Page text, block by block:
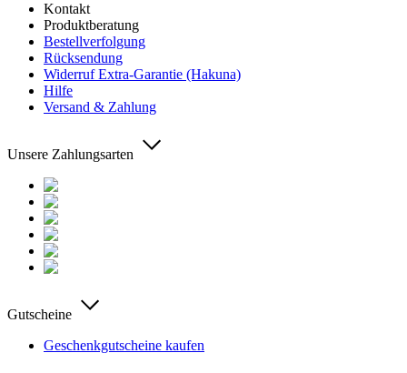
Kontakt
Produktberatung
Bestellverfolgung
Rücksendung
Widerruf Extra-Garantie (Hakuna)
Hilfe
Versand & Zahlung
Unsere Zahlungsarten
Gutscheine
Geschenkgutscheine kaufen